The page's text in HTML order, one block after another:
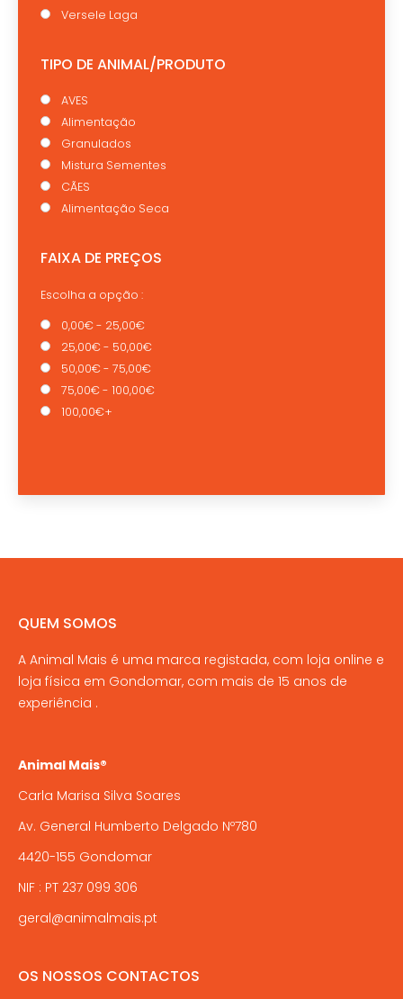
Versele Laga
TIPO DE ANIMAL/PRODUTO
AVES
Alimentação
Granulados
Mistura Sementes
CÃES
Alimentação Seca
FAIXA DE PREÇOS
Escolha a opção :
0,00€ - 25,00€
25,00€ - 50,00€
50,00€ - 75,00€
75,00€ - 100,00€
100,00€+
QUEM SOMOS
A Animal Mais é uma marca registada, com loja online e
loja física em Gondomar, com mais de 15 anos de
experiência .
Animal Mais®
Carla Marisa Silva Soares
Av. General Humberto Delgado Nº780
4420-155 Gondomar
NIF : PT 237 099 306
geral@animalmais.pt
OS NOSSOS CONTACTOS